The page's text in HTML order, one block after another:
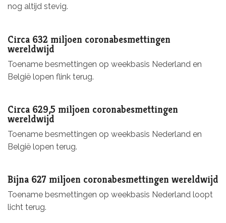
nog altijd stevig.
Circa 632 miljoen coronabesmettingen
wereldwijd
Toename besmettingen op weekbasis Nederland en
België lopen flink terug.
Circa 629,5 miljoen coronabesmettingen
wereldwijd
Toename besmettingen op weekbasis Nederland en
België lopen terug.
Bijna 627 miljoen coronabesmettingen wereldwijd
Toename besmettingen op weekbasis Nederland loopt
licht terug.